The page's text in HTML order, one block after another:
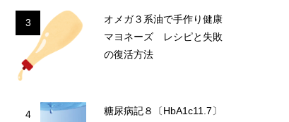
3
オメガ３系油で手作り健康
マヨネーズ レシピと失敗
の復活方法
4
糖尿病記８〔HbA1c11.7〕